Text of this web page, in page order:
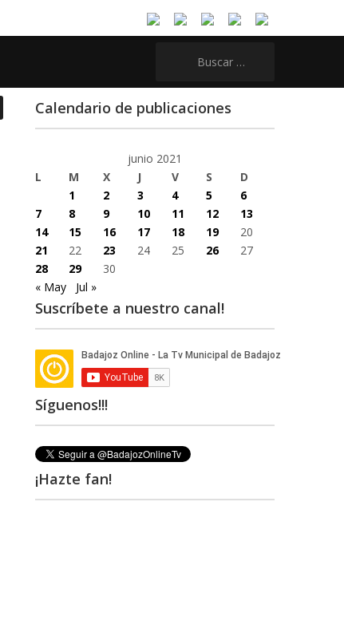
Calendario de publicaciones
junio 2021
L
M X J V S
D
1
2 3 4 5
6
7
8 9 10 11 12
13
14
15 16 17 18 19
20
21
22 23 24 25 26
27
28
29
30
« May
Jul »
Suscríbete a nuestro canal!
Síguenos!!!
¡Hazte fan!